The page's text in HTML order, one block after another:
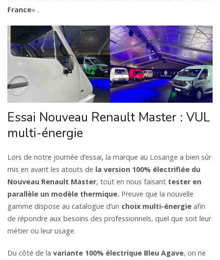
France« .
Essai Nouveau Renault Master : VUL
multi-énergie
Lors de notre journée d’essai, la marque au Losange a bien sûr
mis en avant les atouts de la version 100% électrifiée du
Nouveau Renault Master, tout en nous faisant tester en
parallèle un modèle thermique. Preuve que la nouvelle
gamme dispose au catalogue d’un choix multi-énergie afin
de répondre aux besoins des professionnels, quel que soit leur
métier ou leur usage.
Du côté de la variante 100% électrique Bleu Agave, on ne